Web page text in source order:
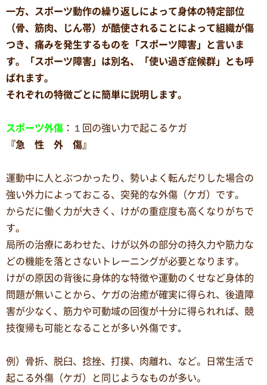
一方、スポーツ動作の繰り返しによって身体の特定部位
（骨、筋肉、じん帯）が酷使されることによって組織が傷
つき、痛みを発生するものを「スポーツ障害」と言いま
す。「スポーツ障害」は別名、「使い過ぎ症候群」とも呼
ばれます。
それぞれの特徴ごとに簡単に説明します。
スポーツ外傷 ：１回の強い力で起こるケガ
『急 性 外 傷』
運動中に人とぶつかったり、勢いよく転んだりした場合の
強い外力によっておこる、突発的な外傷（ケガ）です。
からだに働く力が大きく、けがの重症度も高くなりがちで
す。
局所の治療にあわせた、けが以外の部分の持久力や筋力な
どの機能を落とさないトレーニングが必要となります。
けがの原因の背後に身体的な特徴や運動のくせなど身体的
問題が無いことから、ケガの治癒が確実に得られ、後遺障
害が少なく、筋力や可動域の回復が十分に得られれば、競
技復帰も可能となることが多い外傷です｡
例）骨折、脱臼、捻挫、打撲、肉離れ、など。日常生活で
起こる外傷（ケガ）と同じようなものが多い。